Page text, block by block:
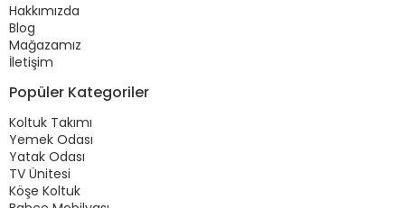
Hakkımızda
Blog
Mağazamız
İletişim
Popüler Kategoriler
Koltuk Takımı
Yemek Odası
Yatak Odası
TV Ünitesi
Köşe Koltuk